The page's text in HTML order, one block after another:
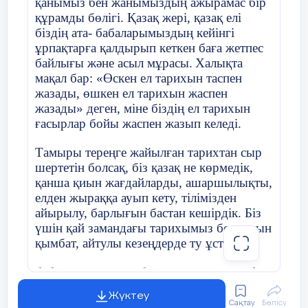
өткізсек...
1. Жасы кішілердің махабатына бөлену
үшін оларды бөліп жармай, бәрін бірдей
жақсы көруіміз керек
2. Қайынсіңліңнің жан сырымен бөлісетін
сырласына айналу. Ондай кезде жеңге
сырға берік болуы керек. Сыр сақтай білу
- үлкен өнер. 3. Үлкенге ізет көрсетіп,
кішіге қамқор болу. Сонда келінге,
жеңгеге деген құрмет те арта түседі
4. Қайыніні-қайынсіңлі бойындағы
қабілетті, дарынды жазбай танып, ақыл-
кеңес айтып, болашағына жол сілтеп
отыру
5. Орайы келгенде әзілдесіп жүру.
Қайыніні-қайынсіңліңе қалжыңдасып
«Ақтөбе орта мектебі» КММ 5 «Ә»
касс оқушысы
Жайықбай Нұрай Рысбековнаға
23 слайд
Назарларыңызға рахмет!!!
Сынып жетекшінің аты-жөні Әжібаева
Күні:
Сынып:8Б Қатысушылар
Сынып сағатының тақырыбы Буллинг
Тәрбие жұмысының бағыты
тәрбиелеу
Мақсаты
«Буллинг»
құрамды бөлігі. Қазақ жері, қазақ елі
біздің ата- бабаларымыздың кейінгі
ұрпақтарға қалдырып кеткен баға жетпес
байлығы және асыл мұрасы. Халықта
мақал бар: «Өскен ел тарихын таспен
жазады, өшкен ел тарихын жаспен
жазады» деген, міне біздің ел тарихын
ғасырлар бойы жаспен жазып келеді.
Тамыры тереңге жайылған тарихтан сыр
шертетін болсақ, біз қазақ не көрмедік,
қанша қиын жағдайларды, ашаршылықты,
елден жыраққа ауып кету, тілімізден
айырылу, барлығын бастан кешірдік. Біз
үшін қай замандағы тарихымыз болмасын
қымбат, айтулы кезеңдерде ту ұстаған
бабаларымыздың барлығы да құрметті.
Исатай, Махамбеттер патшалық Ресейдің
озбыр саясатына қасқайып қарсы тұра
Жүктеу
Сақтау Бөлісу